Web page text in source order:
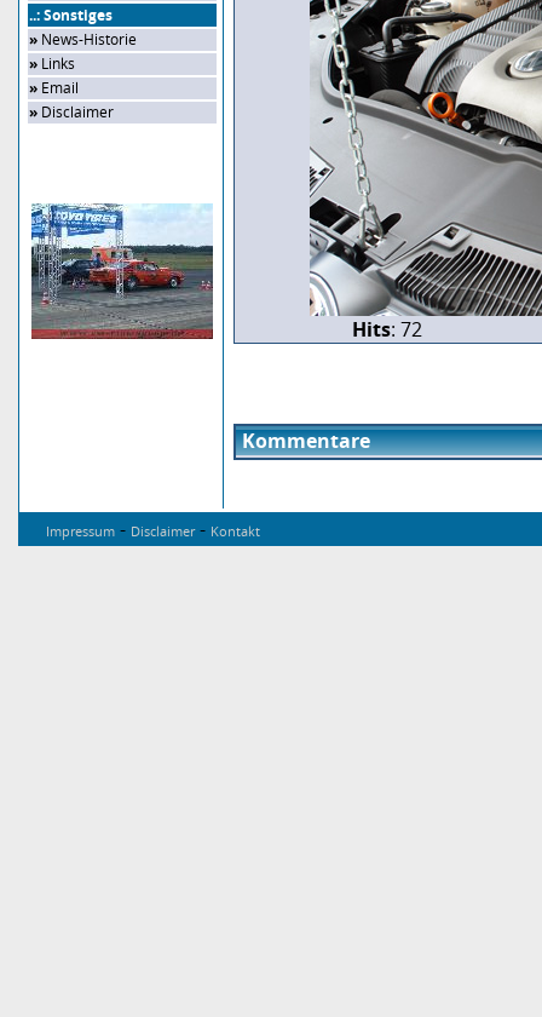
..: Sonstiges
» News-Historie
» Links
» Email
» Disclaimer
Hits: 72
Kommentare
Impressum - Disclaimer- Kontakt